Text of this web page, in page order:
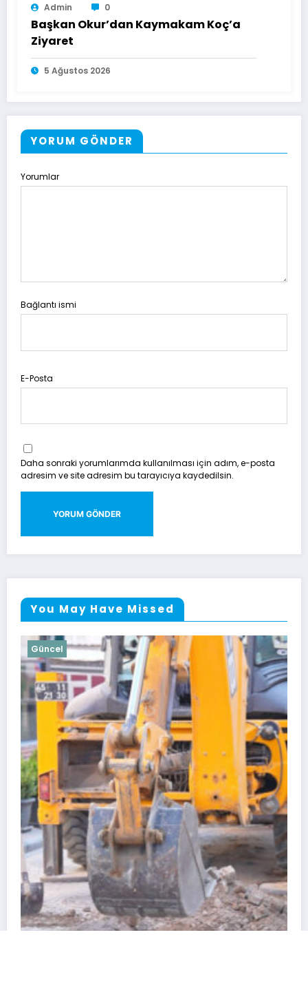
Admin 0
Başkan Okur’dan Kaymakam Koç’a
Ziyaret
5 Ağustos 2026
YORUM GÖNDER
Yorumlar
Bağlantı ismi
E-Posta
Daha sonraki yorumlarımda kullanılması için adım, e-posta
adresim ve site adresim bu tarayıcıya kaydedilsin.
You May Have Missed
Güncel
Soma Heyetinden MCBÜ Rektörü Rana
Ziyaret
30 Temmuz 2026 admin